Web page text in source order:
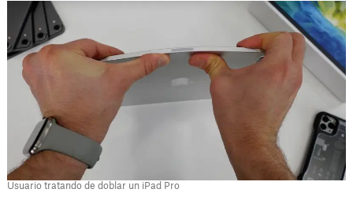
Usuario tratando de doblar un iPad Pro